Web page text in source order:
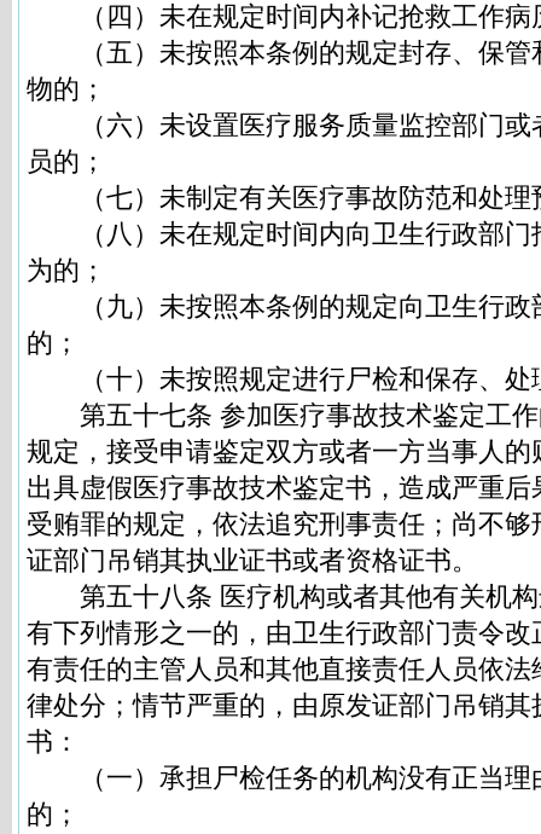
（四）未在规定时间内补记抢救工作病
（五）未按照本条例的规定封存、保管
物的；
（六）未设置医疗服务质量监控部门或
员的；
（七）未制定有关医疗事故防范和处理
（八）未在规定时间内向卫生行政部门
为的；
（九）未按照本条例的规定向卫生行政
的；
（十）未按照规定进行尸检和保存、处
第五十七条 参加医疗事故技术鉴定工作
规定，接受申请鉴定双方或者一方当事人
出具虚假医疗事故技术鉴定书，造成严重
受贿罪的规定，依法追究刑事责任；尚不
证部门吊销其执业证书或者资格证书。
第五十八条 医疗机构或者其他有关机构
有下列情形之一的，由卫生行政部门责令
有责任的主管人员和其他直接责任人员依
律处分；情节严重的，由原发证部门吊销
书：
（一）承担尸检任务的机构没有正当理
的；